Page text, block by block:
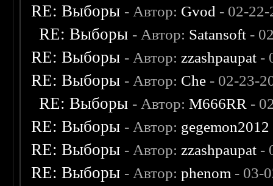
RE: Выборы - Автор: Gvod - 02-
RE: Выборы - Автор: Satansoft -
RE: Выборы - Автор: zzashpaupat -
RE: Выборы - Автор: Che - 02-23-
RE: Выборы - Автор:M666RR -
RE: Выборы - Автор: gegemon2012
RE: Выборы - Автор: zzashpaupat -
RE: Выборы - Автор:phenom - 03-